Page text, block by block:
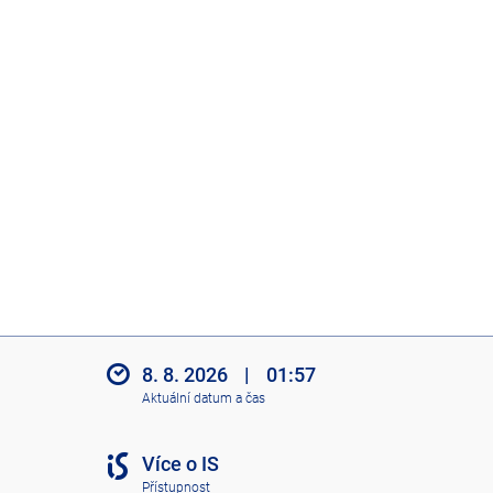
8. 8. 2026 | 01:57
Aktuální datum a čas
Více o IS
Přístupnost